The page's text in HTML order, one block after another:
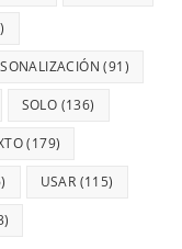
(91)
SOLO (136)
(179)
USAR (115)